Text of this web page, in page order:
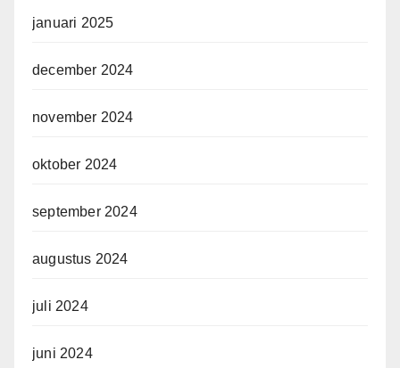
januari 2025
december 2024
november 2024
oktober 2024
september 2024
augustus 2024
juli 2024
juni 2024